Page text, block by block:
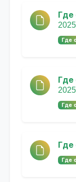
2025
Где
2025
Где
Где
Где